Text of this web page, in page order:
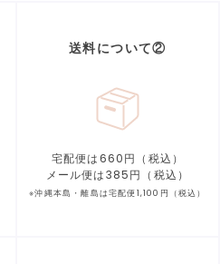
送料について②
宅配便は660円（税込）
メール便は385円（税込）
※沖縄本島・離島は宅配便1,100円（税込）